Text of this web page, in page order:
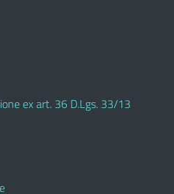
ex art. 36 D.Lgs. 33/13